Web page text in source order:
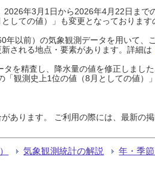
年3月1日から2026年4月22日まで
しての値）」も変更となっておりま
以前）の気象観測データを用いて、
される地点・要素があります。詳細は
を精査し、降水量の値を修正しまし
観測史上1位の値（8月としての値）
あります。 ご利用の際には、最新の
気象観測統計の解説 年・季